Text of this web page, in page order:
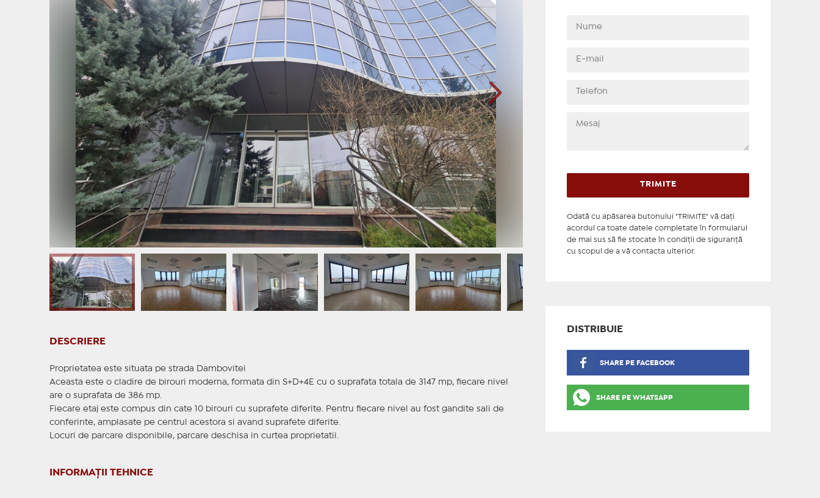
DESCRIERE
Proprietatea este situata pe strada Dambovitei
Aceasta este o cladire de birouri moderna, formata din S+D+4E cu o suprafata totala de 3147 mp, fiecare nivel
are o suprafata de 386 mp.
Fiecare etaj este compus din cate 10 birouri cu suprafete diferite. Pentru fiecare nivel au fost gandite sali de
conferinte, amplasate pe centrul acestora si avand suprafete diferite.
Locuri de parcare disponibile, parcare deschisa in curtea proprietatii.
INFORMAȚII TEHNICE
Odată cu apăsarea butonului "TRIMITE" vă daţi
acordul ca toate datele completate în formularul
de mai sus să fie stocate în condiţii de siguranţă
cu scopul de a vă contacta ulterior.
DISTRIBUIE
SHARE PE FACEBOOK
SHARE PE WHATSAPP